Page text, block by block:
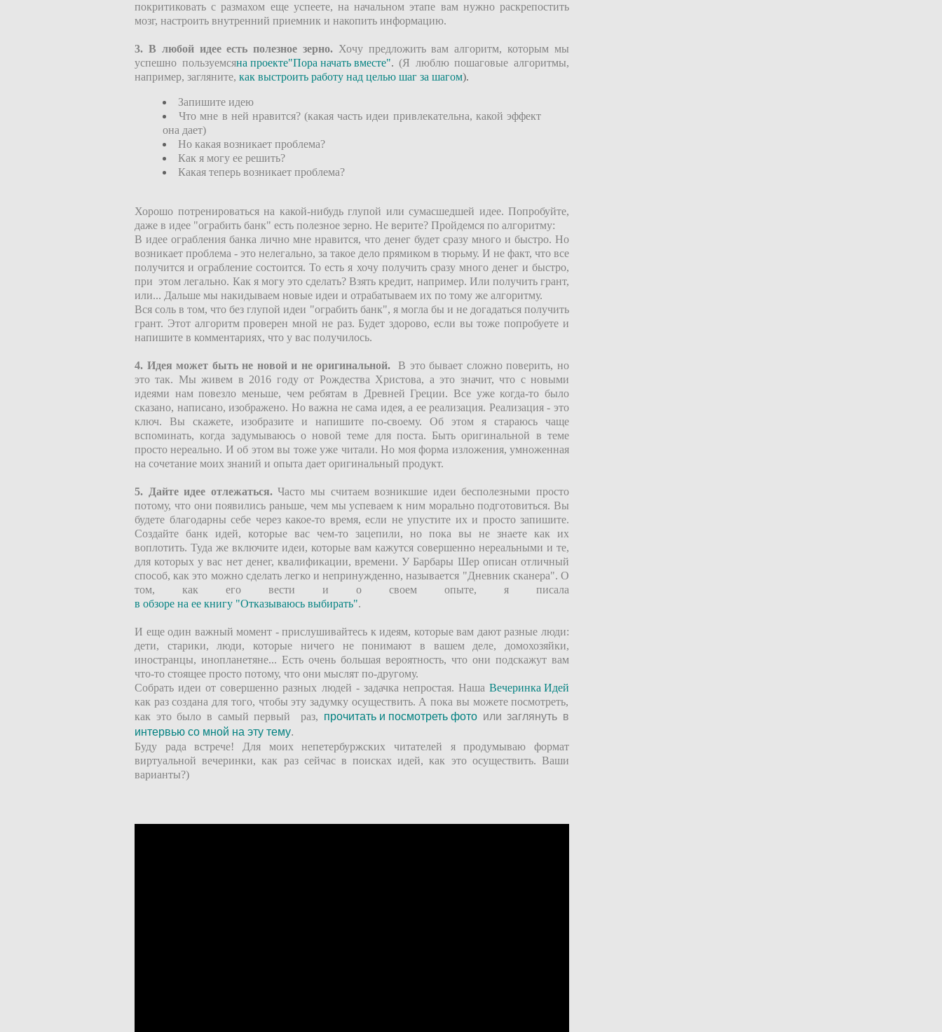
покритиковать с размахом еще успеете, на начальном этапе вам нужно раскрепостить
мозг, настроить внутренний приемник и накопить информацию.
3. В любой идее есть полезное зерно. Хочу предложить вам алгоритм, которым мы
успешно пользуемсяна проекте"Пора начать вместе".(Я люблю пошаговые алгоритмы,
например, загляните, как выстроить работу над целью шаг за шагом).
Запишите идею
Что мне в ней нравится? (какая часть идеи привлекательна, какой эффект
она дает)
Но какая возникает проблема?
Как я могу ее решить?
Какая теперь возникает проблема?
Хорошо потренироваться на какой-нибудь глупой или сумасшедшей идее. Попробуйте,
даже в идее "ограбить банк" есть полезное зерно. Не верите? Пройдемся по алгоритму:
В идее ограбления банка лично мне нравится, что денег будет сразу много и быстро. Но
возникает проблема - это нелегально, за такое дело прямиком в тюрьму. И не факт, что все
получится и ограбление состоится. То есть я хочу получить сразу много денег и быстро,
при этом легально. Как я могу это сделать? Взять кредит, например. Или получить грант,
или... Дальше мы накидываем новые идеи и отрабатываем их по тому же алгоритму.
Вся соль в том, что без глупой идеи "ограбить банк", я могла бы и не догадаться получить
грант. Этот алгоритм проверен мной не раз. Будет здорово, если вы тоже попробуете и
напишите в комментариях, что у вас получилось.
4. Идея может быть не новой и не оригинальной. В это бывает сложно поверить, но
это так. Мы живем в 2016 году от Рождества Христова, а это значит, что с новыми
идеями нам повезло меньше, чем ребятам в Древней Греции. Все уже когда-то было
сказано, написано, изображено. Но важна не сама идея, а ее реализация. Реализация - это
ключ. Вы скажете, изобразите и напишите по-своему. Об этом я стараюсь чаще
вспоминать, когда задумываюсь о новой теме для поста. Быть оригинальной в теме
просто нереально. И об этом вы тоже уже читали. Но моя форма изложения, умноженная
на сочетание моих знаний и опыта дает оригинальный продукт.
5. Дайте идее отлежаться.Часто мы считаем возникшие идеи бесполезными просто
потому, что они появились раньше, чем мы успеваем к ним морально подготовиться. Вы
будете благодарны себе через какое-то время, если не упустите их и просто запишите.
Создайте банк идей, которые вас чем-то зацепили, но пока вы не знаете как их
воплотить. Туда же включите идеи, которые вам кажутся совершенно нереальными и те,
для которых у вас нет денег, квалификации, времени. У Барбары Шер описан отличный
способ, как это можно сделать легко и непринужденно, называется "Дневник сканера". О
том, как его вести и о своем опыте, я писала
в обзоре на ее книгу "Отказываюсь выбирать".
И еще один важный момент - прислушивайтесь к идеям, которые вам дают разные люди:
дети, старики, люди, которые ничего не понимают в вашем деле, домохозяйки,
иностранцы, инопланетяне... Есть очень большая вероятность, что они подскажут вам
что-то стоящее просто потому, что они мыслят по-другому.
Собрать идеи от совершенно разных людей - задачка непростая. Наша Вечеринка Идей
как раз создана для того, чтобы эту задумку осуществить. А пока вы можете посмотреть,
как это было в самый первый раз, прочитать и посмотреть фото или заглянуть в
интервью со мной на эту тему.
Буду рада встрече! Для моих непетербуржских читателей я продумываю формат
виртуальной вечеринки, как раз сейчас в поисках идей, как это осуществить. Ваши
варианты?)